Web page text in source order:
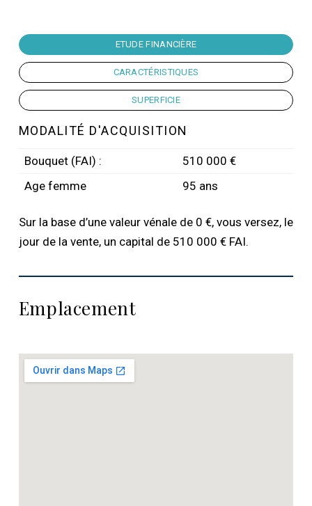
ETUDE FINANCIÈRE
CARACTÉRISTIQUES
SUPERFICIE
MODALITÉ D'ACQUISITION
Bouquet (FAI) :
510 000 €
Age femme
95 ans
Sur la base d’une valeur vénale de 0 €, vous versez, le
jour de la vente, un capital de 510 000 € FAI.
Emplacement